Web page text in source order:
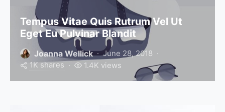
Tempus Vitae Quis Rutrum Vel Ut
Eget Eu Pulvinar Blandit
Joanna Wellick
June 28, 2018
1K shares
1.4K views